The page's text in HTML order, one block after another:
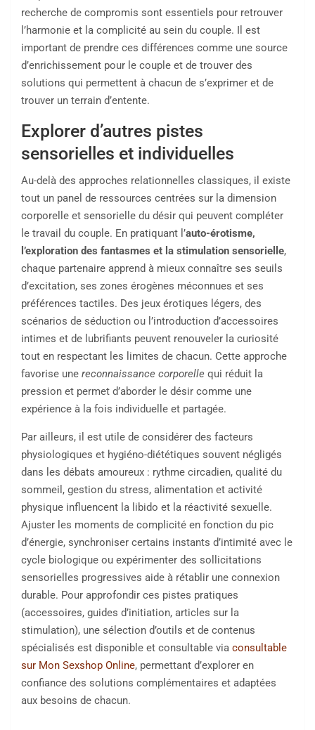
recherche de compromis sont essentiels pour retrouver
l’harmonie et la complicité au sein du couple. Il est
important de prendre ces différences comme une source
d’enrichissement pour le couple et de trouver des
solutions qui permettent à chacun de s’exprimer et de
trouver un terrain d’entente.
Explorer d’autres pistes
sensorielles et individuelles
Au-delà des approches relationnelles classiques, il existe
tout un panel de ressources centrées sur la dimension
corporelle et sensorielle du désir qui peuvent compléter
le travail du couple. En pratiquant l’auto-érotisme,
l’exploration des fantasmes et la stimulation sensorielle,
chaque partenaire apprend à mieux connaître ses seuils
d’excitation, ses zones érogènes méconnues et ses
préférences tactiles. Des jeux érotiques légers, des
scénarios de séduction ou l’introduction d’accessoires
intimes et de lubrifiants peuvent renouveler la curiosité
tout en respectant les limites de chacun. Cette approche
favorise une reconnaissance corporelle qui réduit la
pression et permet d’aborder le désir comme une
expérience à la fois individuelle et partagée.
Par ailleurs, il est utile de considérer des facteurs
physiologiques et hygiéno-diététiques souvent négligés
dans les débats amoureux : rythme circadien, qualité du
sommeil, gestion du stress, alimentation et activité
physique influencent la libido et la réactivité sexuelle.
Ajuster les moments de complicité en fonction du pic
d’énergie, synchroniser certains instants d’intimité avec le
cycle biologique ou expérimenter des sollicitations
sensorielles progressives aide à rétablir une connexion
durable. Pour approfondir ces pistes pratiques
(accessoires, guides d’initiation, articles sur la
stimulation), une sélection d’outils et de contenus
spécialisés est disponible et consultable via consultable
sur Mon Sexshop Online, permettant d’explorer en
confiance des solutions complémentaires et adaptées
aux besoins de chacun.